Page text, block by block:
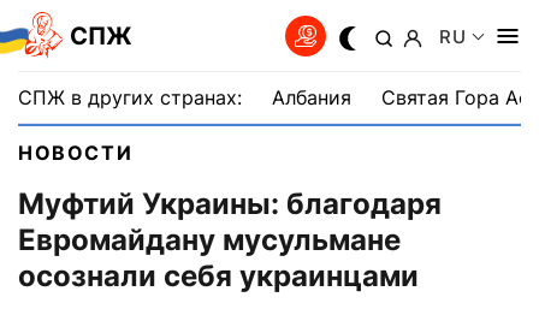
СПЖ RU
СПЖ в других странах: Албания Святая Гора
НОВОСТИ
Муфтий Украины: благодаря
Евромайдану мусульмане
осознали себя украинцами